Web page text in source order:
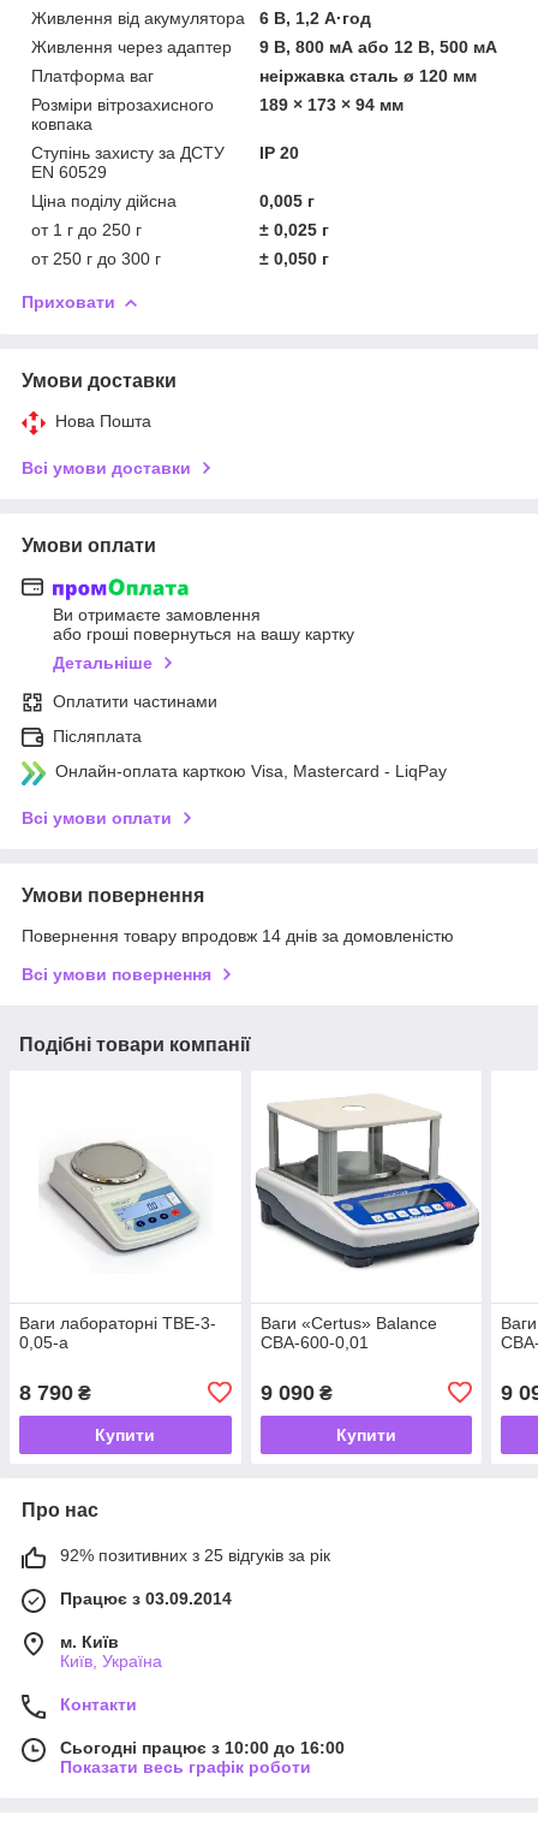
Живлення від акумулятора
6 В, 1,2 А·год
Живлення через адаптер
9 В, 800 мА або 12 В, 500 мА
Платформа ваг
неіржавка сталь ø 120 мм
Розміри вітрозахисного
ковпака
189 × 173 × 94 мм
Ступінь захисту за ДСТУ
EN 60529
IP 20
Ціна поділу дійсна
0,005 г
от 1 г до 250 г
± 0,025 г
от 250 г до 300 г
± 0,050 г
Приховати
Умови доставки
Нова Пошта
Всі умови доставки
Умови оплати
Ви отримаєте замовлення
або гроші повернуться на вашу картку
Детальніше
Оплатити частинами
Післяплата
Онлайн-оплата карткою Visa, Mastercard - LiqPay
Всі умови оплати
Умови повернення
Повернення товару впродовж 14 днів за домовленістю
Всі умови повернення
Подібні товари компанії
Ваги лабораторні ТВЕ-3-
0,05-а
8 790 ₴
Купити
Ваги «Certus» Balance
СВА-600-0,01
9 090₴
Купити
9
Про нас
92% позитивних з 25 відгуків за рік
Працює з 03.09.2014
м. Київ
Київ, Україна
Контакти
Сьогодні працює з 10:00 до 16:00
Показати весь графік роботи